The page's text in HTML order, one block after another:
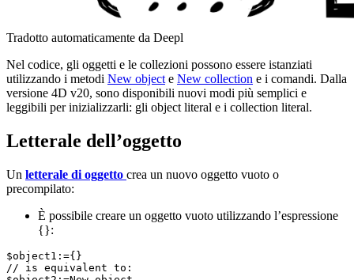
Tradotto automaticamente da Deepl
Nel codice, gli oggetti e le collezioni possono essere istanziati
utilizzando i metodi New object e New collection e i comandi. Dalla
versione 4D v20, sono disponibili nuovi modi più semplici e
leggibili per inizializzarli: gli object literal e i collection literal.
Letterale dell’oggetto
Un letterale di oggetto crea un nuovo oggetto vuoto o
precompilato:
È possibile creare un oggetto vuoto utilizzando l’espressione
{}:
$object1:={}
// is equivalent to: